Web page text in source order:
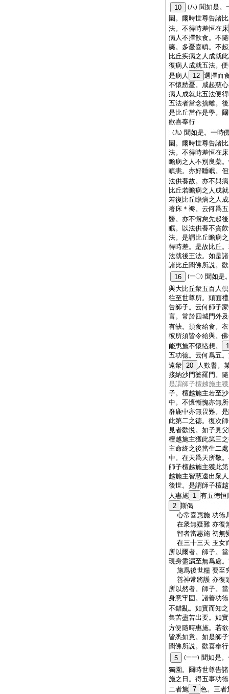
10 (八) 聞如是。
園。爾時世尊告諸
法。不得時差恒在床
病人不擇飮食。不
藥。多憂喜瞋。不
比丘疾病之人成就
復病人成就五法。
是病人
12 選擇而
不懷愁憂。咸起慈
病人成就此五法便
五法者當念捨離。
是比丘當作是學。
歡喜奉行
(九) 聞如是。一時
園。爾時世尊告諸
法。不得時差恒在
瞻病之人不別良藥
瞋恚。亦好睡眠。
法供養故。亦不與
比丘若瞻病之人成
若復比丘瞻病之人
著床＊褥。云何爲
醫。亦不懈怠先起
眠。以法供養不貪
法。是謂比丘瞻病
得時差。是故比丘
法就後王法。如是
諸比丘聞佛所説。
16
(一〇) 聞如是
與大比丘衆五百人
往至世尊所。頭面
告師子。云何師子
言。常於四城門外
有缺。須食給食。
彼所須皆令給與。
能惠施不懷悋想。
五功徳。云何爲五
遠衆 20
人歎譽。
接納沙門婆羅門。
是謂師子檀越施主
子。檀越施主若至
中。不懷慚愧亦無
群鹿中亦無畏難。
此第二之徳。復次
見者歡悦。如子見
檀越施主獲此第三
主命終之後當生二
中。在天爲天所敬
師子檀越施主獲此
越施主智慧遠出衆
後世。是謂師子檀
人惠施 1 有五徳恒
2 斯偈
心常喜惠施 功徳
在衆無疑難 亦復
智者當惠施 初無
在三十三天 玉女
所以爾者。師子。
現身盡漏至無爲處
施爲後世糧 要至
善神常將護 亦復
所以然者。師子。
身意牢固。諸善功
不錯亂。如實而知
集苦盡苦出要。如
方便隨時惠施。若
皆悉如意。如是師
聞佛所説。歡喜奉行
5
(一一) 聞如是
獨園。爾時世尊告
施之日。得五事功
二者施 7 色。三者